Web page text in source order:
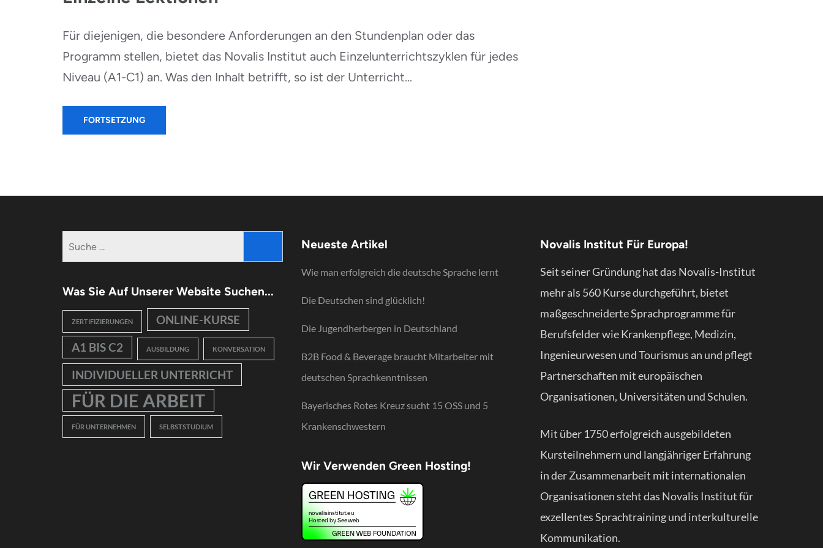
Für diejenigen, die besondere Anforderungen an den Stundenplan oder das
Programm stellen, bietet das Novalis Institut auch Einzelunterrichtszyklen für jedes
Niveau (A1-C1) an. Was den Inhalt betrifft, so ist der Unterricht...
FORTSETZUNG
nach:
Was Sie Auf Unserer Website Suchen...
ZERTIFIZIERUNGEN
ONLINE-KURSE
A1 BIS C2
AUSBILDUNG KONVERSATION
INDIVIDUELLER UNTERRICHT
FÜR DIE ARBEIT
FÜR UNTERNEHMEN SELBSTSTUDIUM
Neueste Artikel
Wie man erfolgreich die deutsche Sprache lernt
Die Deutschen sind glücklich!
Die Jugendherbergen in Deutschland
B2B Food & Beverage braucht Mitarbeiter mit
deutschen Sprachkenntnissen
Bayerisches Rotes Kreuz sucht 15 OSS und 5
Krankenschwestern
Wir Verwenden Green Hosting!
Novalis Institut Für Europa!
Seit seiner Gründung hat das Novalis-Institut
mehr als 560 Kurse durchgeführt, bietet
maßgeschneiderte Sprachprogramme für
Berufsfelder wie Krankenpflege, Medizin,
Ingenieurwesen und Tourismus an und pflegt
Partnerschaften mit europäischen
Organisationen, Universitäten und Schulen.
Mit über 1750 erfolgreich ausgebildeten
Kursteilnehmern und langjähriger Erfahrung
in der Zusammenarbeit mit internationalen
Organisationen steht das Novalis Institut für
exzellentes Sprachtraining und interkulturelle
Kommunikation.